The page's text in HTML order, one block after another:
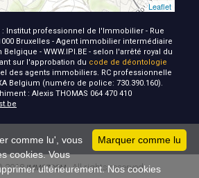
Leaflet
Institut professionnel de l'Immobilier - Rue
Bruxelles - Agent immobilier intermédiaire
Belgique - WWW.IPI.BE - selon l'arrêté royal du
sur l'approbation du code de déontologie
des agents immobiliers. RC professionnelle
Belgium (numéro de police: 730.390.160).
: Alexis THOMAS 064 470 410
2018IMMOZOOMAll rights reserved
Marquer comme lu
comme lu', vous
cookies. Vous
ultérieurement. Nos cookies